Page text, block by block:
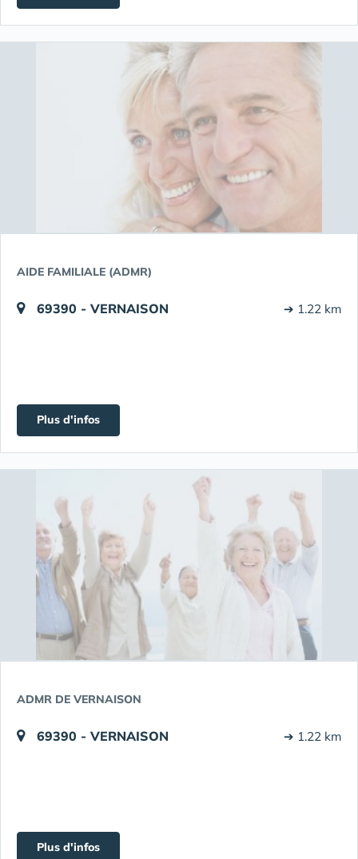
AIDE FAMILIALE (ADMR)
69390 - VERNAISON ➔ 1.22 km
Plus d'infos
ADMR DE VERNAISON
69390 - VERNAISON ➔ 1.22 km
Plus d'infos